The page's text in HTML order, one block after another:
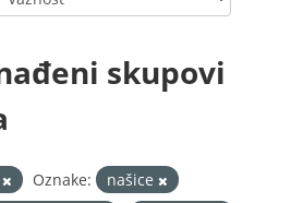
skupovi
Oznake:
našice